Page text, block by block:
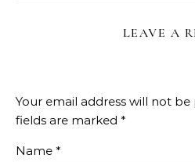
LEAVE A
Your email address will not be
fields are marked *
Name *